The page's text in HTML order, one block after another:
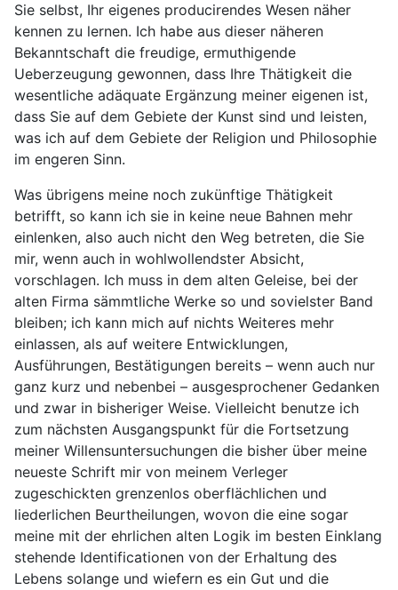
Sie selbst, Ihr eigenes producirendes Wesen näher
kennen zu lernen. Ich habe aus dieser näheren
Bekanntschaft die freudige, ermuthigende
Ueberzeugung gewonnen, dass Ihre Thätigkeit die
wesentliche adäquate Ergänzung meiner eigenen ist,
dass Sie auf dem Gebiete der Kunst sind und leisten,
was ich auf dem Gebiete der Religion und Philosophie
im engeren Sinn.
Was übrigens meine noch zukünftige Thätigkeit
betrifft, so kann ich sie in keine neue Bahnen mehr
einlenken, also auch nicht den Weg betreten, die Sie
mir, wenn auch in wohlwollendster Absicht,
vorschlagen. Ich muss in dem alten Geleise, bei der
alten Firma sämmtliche Werke so und sovielster Band
bleiben; ich kann mich auf nichts Weiteres mehr
einlassen, als auf weitere Entwicklungen,
Ausführungen, Bestätigungen bereits – wenn auch nur
ganz kurz und nebenbei – ausgesprochener Gedanken
und zwar in bisheriger Weise. Vielleicht benutze ich
zum nächsten Ausgangspunkt für die Fortsetzung
meiner Willensuntersuchungen die bisher über meine
neueste Schrift mir von meinem Verleger
zugeschickten grenzenlos oberflächlichen und
liederlichen Beurtheilungen, wovon die eine sogar
meine mit der ehrlichen alten Logik im besten Einklang
stehende Identificationen von der Erhaltung des
Lebens solange und wiefern es ein Gut und die